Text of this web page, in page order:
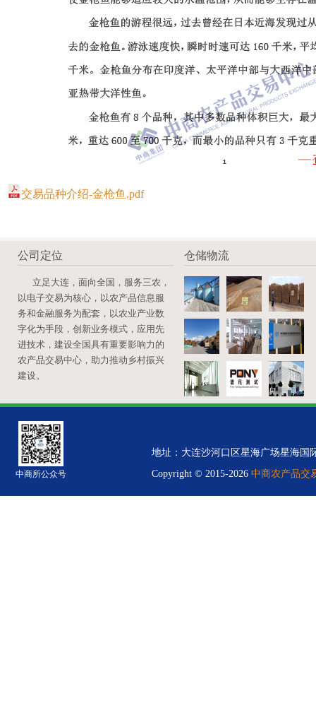
交易品种介绍-金枪鱼.pdf
公司定位
立足大连，面向全国，服务三农，
以电子交易为核心，以农产品信息服
务和金融服务为配套，以农业产业数
字化为手段，创新业务模式，应用先
进技术，建设全国具有重要影响力的
农产品交易中心，助力推动乡村振兴
建设。
仓储物流
中商所公众号
地址：大连沙河口区星海广场星海国
Copyright © 2015-2026 中商农产品交